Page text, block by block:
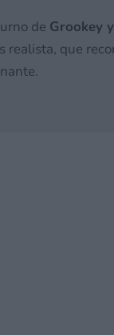
de Grookey
realista, que